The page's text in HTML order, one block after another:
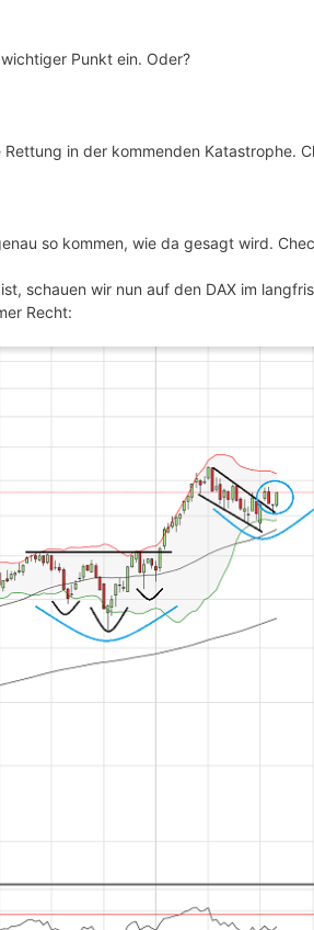
Punkt ein. Oder?
in der kommenden Katastrophe.
so kommen, wie da gesagt wird.
schauen wir nun auf den DAX im
Recht: